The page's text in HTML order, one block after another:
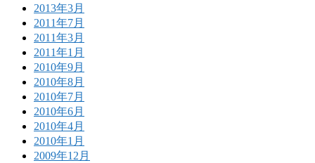
2013年3月
2011年7月
2011年3月
2011年1月
2010年9月
2010年8月
2010年7月
2010年6月
2010年4月
2010年1月
2009年12月